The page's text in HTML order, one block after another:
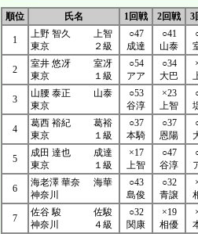
順位 氏名 1回戦 2回戦 3
1
上野 智久
東京
上智
２級
○47
成達
○41
山泰
2
室井 悠冴
東京
室冴
１級
○54
アア
○34
大巴
3
山腰 泰正
東京
山泰
○53
谷淳
×23
上智
4
葛西 裕紀
東京
葛裕
１級
○37
本騎
○37
恩陽
5
成田 達也
東京
成達
１級
×17
上智
○47
谷淳
6
海老澤 華奈
神奈川
海華
○43
島俊
○32
青譲
7
佐谷 駿
神奈川
佐駿
４級
○32
関康
×19
相優